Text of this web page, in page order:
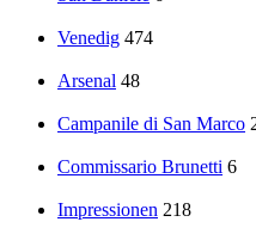
Venedig 474
Arsenal 48
Campanile di San Marco
Commissario Brunetti 6
Impressionen 218